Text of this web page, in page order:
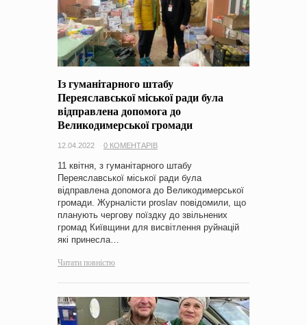
Із гуманітарного штабу
Переяславської міської ради була
відправлена допомога до
Великодимерської громади
12.04.2022 0 КОМЕНТАРІВ
11 квітня, з гуманітарного штабу
Переяславської міської ради була
відправлена допомога до Великодимерської
громади. Журналісти proslav повідомили, що
планують чергову поїздку до звільнених
громад Київщини для висвітлення руйнацій
які принесла…
Читати повністю